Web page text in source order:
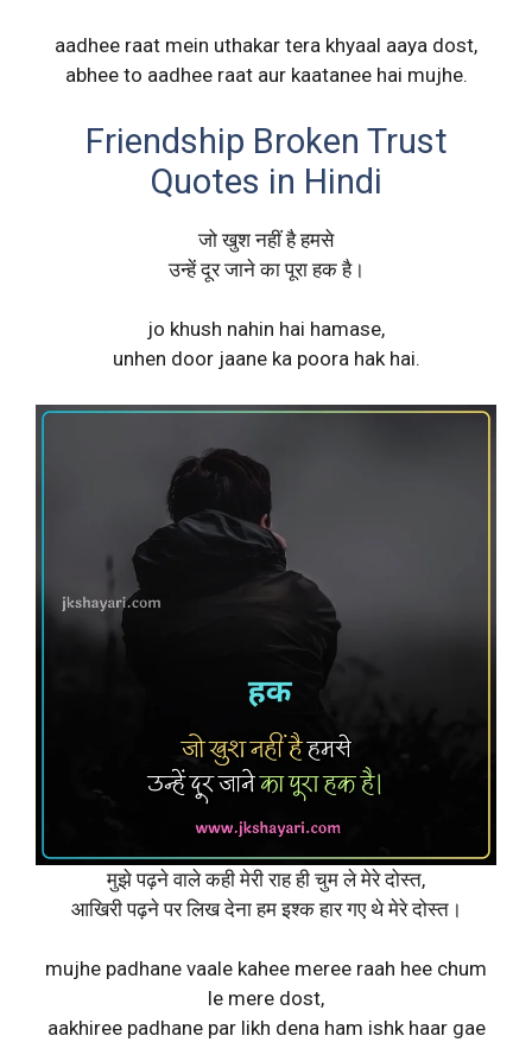
aadhee raat mein uthakar tera khyaal aaya dost,
abhee to aadhee raat aur kaatanee hai mujhe.
Friendship Broken Trust
Quotes in Hindi
जो खुश नहीं है हमसे
उन्हें दूर जाने का पूरा हक है।
jo khush nahin hai hamase,
unhen door jaane ka poora hak hai.
मुझे पढ़ने वाले कही मेरी राह ही चुम ले मेरे दोस्त,
आखिरी पढ़ने पर लिख देना हम इश्क हार गए थे मेरे दोस्त।
mujhe padhane vaale kahee meree raah hee chum
le mere dost,
aakhiree padhane par likh dena ham ishk haar gae